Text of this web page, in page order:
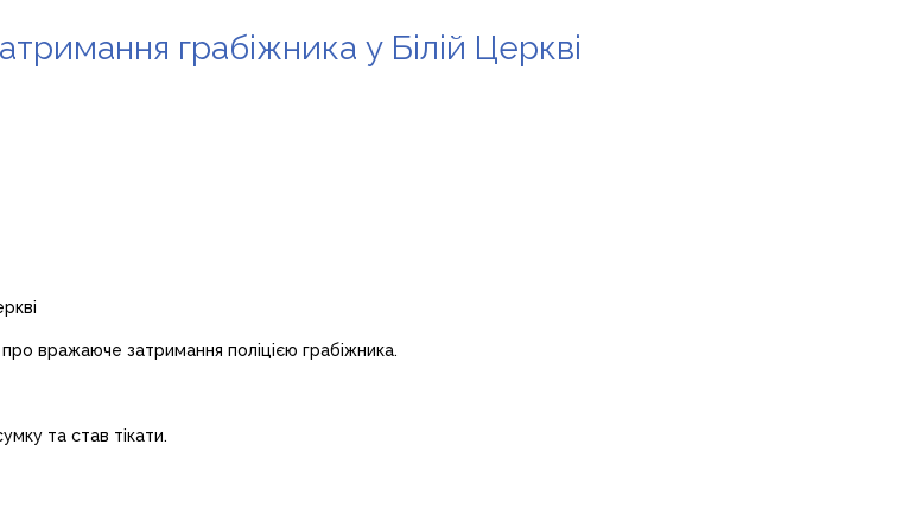
грабіжника у Білій Церкві
про вражаюче затримання поліцією грабіжника.
та став тікати.